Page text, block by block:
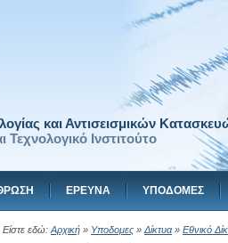
και Αντισεισμικών
Τεχνολογικό Ινστιτούτο
ΕΡΕΥΝΑ ΥΠΟΔΟΜΕΣ
Είστε εδώ: Αρχική » Υποδομες » Δίκτυα» Eθνικό